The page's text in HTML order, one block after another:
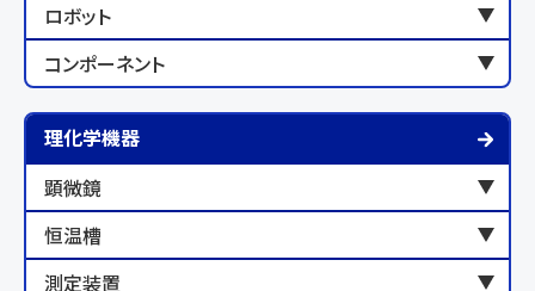
ロボット
コンポーネント
理化学機器
顕微鏡
恒温槽
測定装置